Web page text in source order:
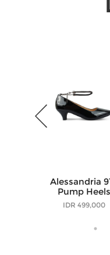
Alessandria
Pump Heels
IDR 499,000